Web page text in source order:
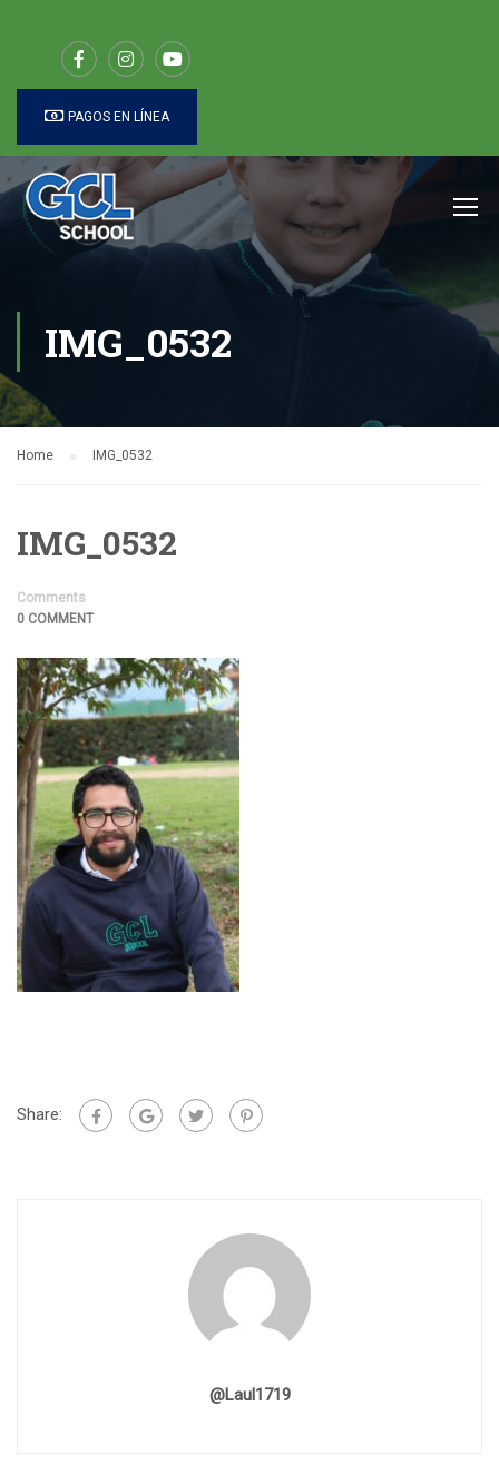
PAGOS EN LÍNEA
IMG_0532
Home IMG_0532
IMG_0532
Comments
0 COMMENT
Share:
@laul1719